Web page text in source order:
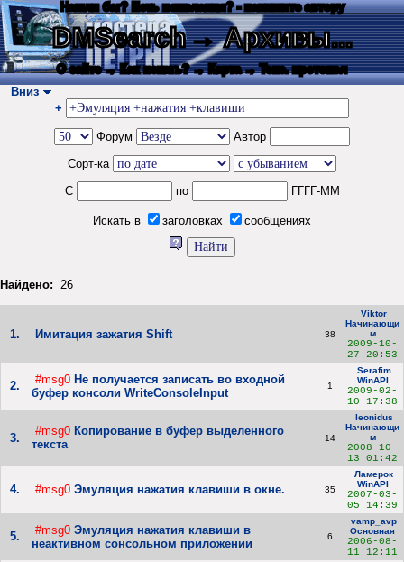
Нашли баг? Есть пожелания? - напишите автору
DMSearch→ Архивы...
О сайте → Как искать? → Карта → Текс. протокол
Вниз
+
Форум
Автор
Сорт-ка
С
по ГГГГ-ММ
Искать в заголовках сообщениях
Найдено: 26
1. Имитация зажатия Shift 38
Viktor
Начинающи
м
2009-10-
27 20:53
2. #msg0 Не получается записать во входной
буфер консоли WriteConsoleInput
1
Serafim
WinAPI
2009-02-
10 17:38
3.
#msg0 Копирование в буфер выделенного
текста
14
leonidus
Начинающи
м
2008-10-
13 01:42
4. #msg0 Эмуляция нажатия клавиши в окне. 35
Ламерок
WinAPI
2007-03-
05 14:39
5. #msg0 Эмуляция нажатия клавиши в
неактивном сонсольном приложении
6
vamp_avp
Основная
2006-08-
11 12:11